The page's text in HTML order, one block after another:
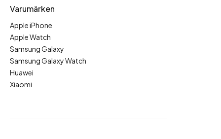
Varumärken
Apple iPhone
Apple Watch
Samsung Galaxy
Samsung Galaxy Watch
Huawei
Xiaomi